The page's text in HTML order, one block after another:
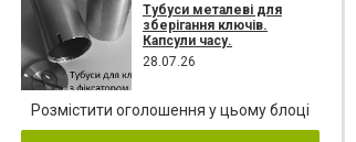
Тубуси металеві для
зберігання ключів.
Капсули часу.
28.07.26
Розмістити оголошення у цьому блоці